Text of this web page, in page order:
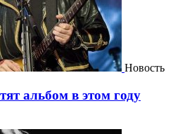
Новость
альбом в этом году